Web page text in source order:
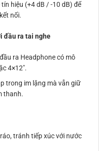
hiệu (+4 dB / -10 dB) để
nối.
đầu ra tai nghe
ra Headphone có mô
4×12″.
trong im lặng mà vẫn giữ
thanh.
tránh tiếp xúc với nước